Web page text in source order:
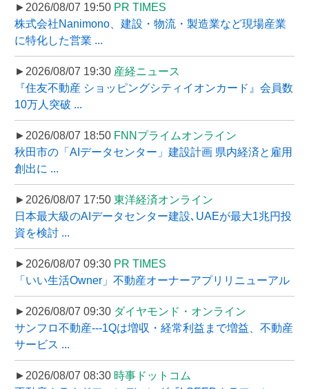
►2026/08/07 19:50 PR TIMES
株式会社Nanimono、建設・物流・製造業など現場産業
に特化した営業 ...
►2026/08/07 19:30 産経ニュース
『住友不動産 ショッピングシティイオンカード』会員数
10万人突破 ...
►2026/08/07 18:50 FNNプライムオンライン
秋田市の「AIデータセンター」建設計画 県内経済と雇用
創出に ...
►2026/08/07 17:50 東洋経済オンライン
日本最大級のAIデータセンター建設､UAEが最大1兆円投
資を検討 ...
►2026/08/07 09:30 PR TIMES
「いい生活Owner」不動産オーナーアプリリニューアル
►2026/08/07 09:30 ダイヤモンド・オンライン
サンフロ不動産---1Qは増収・経常利益まで増益、不動産
サービス ...
►2026/08/07 08:30 時事ドットコム